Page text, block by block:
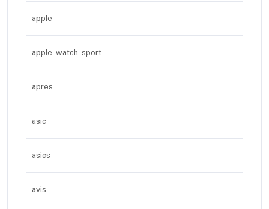
apple
apple watch sport
apres
asic
asics
avis